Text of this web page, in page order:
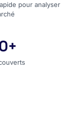
pour analyser